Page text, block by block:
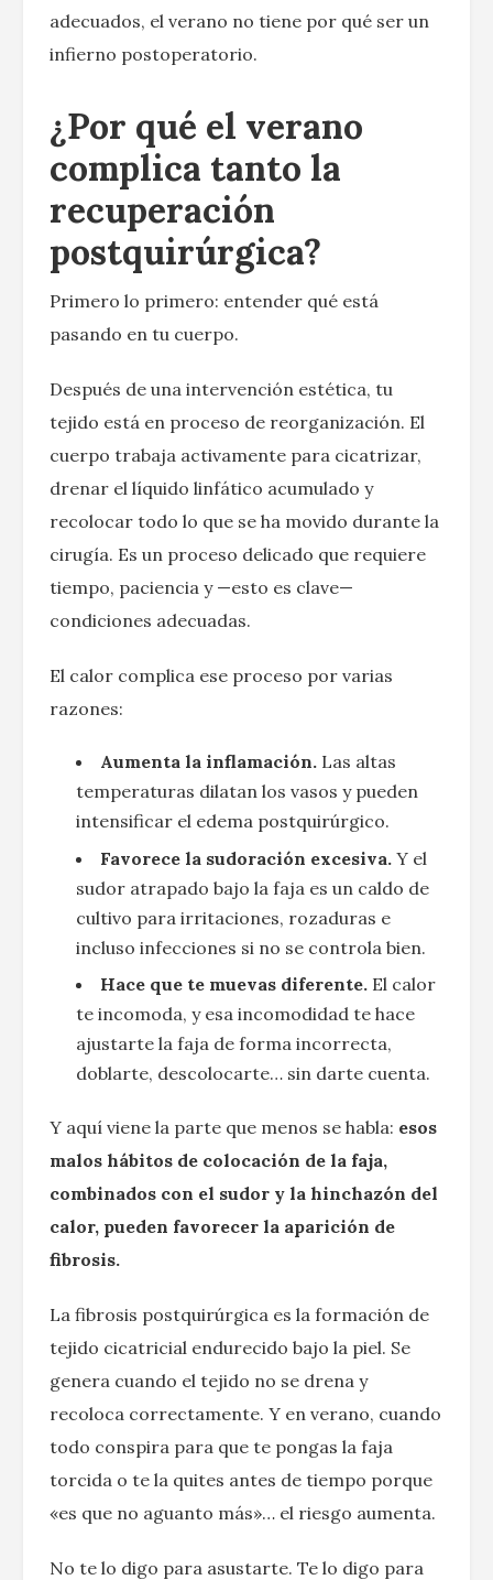
adecuados, el verano no tiene por qué ser un
infierno postoperatorio.
¿Por qué el verano
complica tanto la
recuperación
postquirúrgica?
Primero lo primero: entender qué está
pasando en tu cuerpo.
Después de una intervención estética, tu
tejido está en proceso de reorganización. El
cuerpo trabaja activamente para cicatrizar,
drenar el líquido linfático acumulado y
recolocar todo lo que se ha movido durante la
cirugía. Es un proceso delicado que requiere
tiempo, paciencia y —esto es clave—
condiciones adecuadas.
El calor complica ese proceso por varias
razones:
Aumenta la inflamación. Las altas
temperaturas dilatan los vasos y pueden
intensificar el edema postquirúrgico.
Favorece la sudoración excesiva. Y el
sudor atrapado bajo la faja es un caldo de
cultivo para irritaciones, rozaduras e
incluso infecciones si no se controla bien.
Hace que te muevas diferente. El calor
te incomoda, y esa incomodidad te hace
ajustarte la faja de forma incorrecta,
doblarte, descolocarte… sin darte cuenta.
Y aquí viene la parte que menos se habla: esos
malos hábitos de colocación de la faja,
combinados con el sudor y la hinchazón del
calor, pueden favorecer la aparición de
fibrosis.
La fibrosis postquirúrgica es la formación de
tejido cicatricial endurecido bajo la piel. Se
genera cuando el tejido no se drena y
recoloca correctamente. Y en verano, cuando
todo conspira para que te pongas la faja
torcida o te la quites antes de tiempo porque
«es que no aguanto más»… el riesgo aumenta.
No te lo digo para asustarte. Te lo digo para